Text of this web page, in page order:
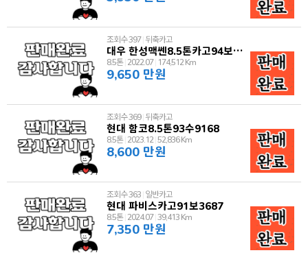
조회수 397 뒤축카고
대우 한성맥쎈8.5톤카고94보2010
8.5톤 2022.07 174,512 Km
9,650 만원
조회수 369 뒤축카고
현대 함코8.5톤93수9168
8.5톤 2023.12 52,836 Km
8,600 만원
조회수 363 일반카고
현대 파비스카고91보3687
8.5톤 2024.07 39,413 Km
7,350 만원